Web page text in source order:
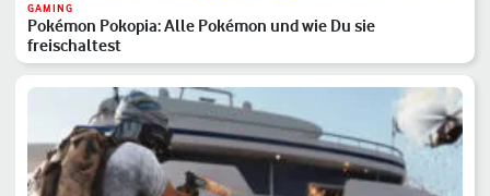
GAMING
Pokémon Pokopia: Alle Pokémon und wie Du sie
freischaltest